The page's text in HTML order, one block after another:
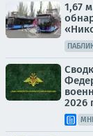
1,67
2026